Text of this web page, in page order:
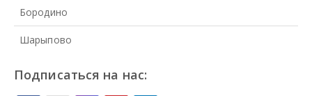
Бородино
Шарыпово
Подписаться на нас: